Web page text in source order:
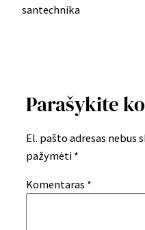
santechnika
Parašykite
El. pašto adresas nebus
pažymėti *
Komentaras *